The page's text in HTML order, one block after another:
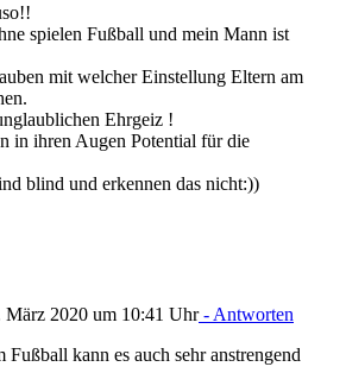
spielen Fußball und mein Mann ist
mit welcher Einstellung Eltern am
Ehrgeiz !
in ihren Augen Potential für die
blind und erkennen das nicht:))
März 2020 um 10:41 Uhr- Antworten
Fußball kann es auch sehr anstrengend